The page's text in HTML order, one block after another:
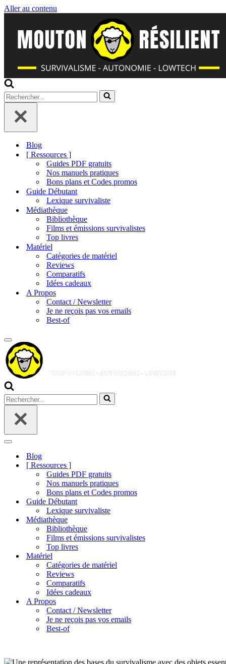
Aller au contenu
Rechercher...
Blog
[ Ressources ]
Guides PDF gratuits
Nos manuels pratiques
Bons plans et Codes promos
Guide Débutant
Lexique survivaliste
Médiathèque
Bibliothèque
Films et émissions survivalistes
Top livres
Matériel
Catégories de matériel
Reviews
Comparatifs
Idées cadeaux
A Propos
Contact / Newsletter
Je ne reçois pas vos emails
Best-of
Menu
de
navigation
Rechercher...
Menu
navigation
Blog
[ Ressources ]
Guides PDF gratuits
Nos manuels pratiques
Bons plans et Codes promos
Guide Débutant
Lexique survivaliste
Médiathèque
Bibliothèque
Films et émissions survivalistes
Top livres
Matériel
Catégories de matériel
Reviews
Comparatifs
Idées cadeaux
A Propos
Contact / Newsletter
Je ne reçois pas vos emails
Best-of